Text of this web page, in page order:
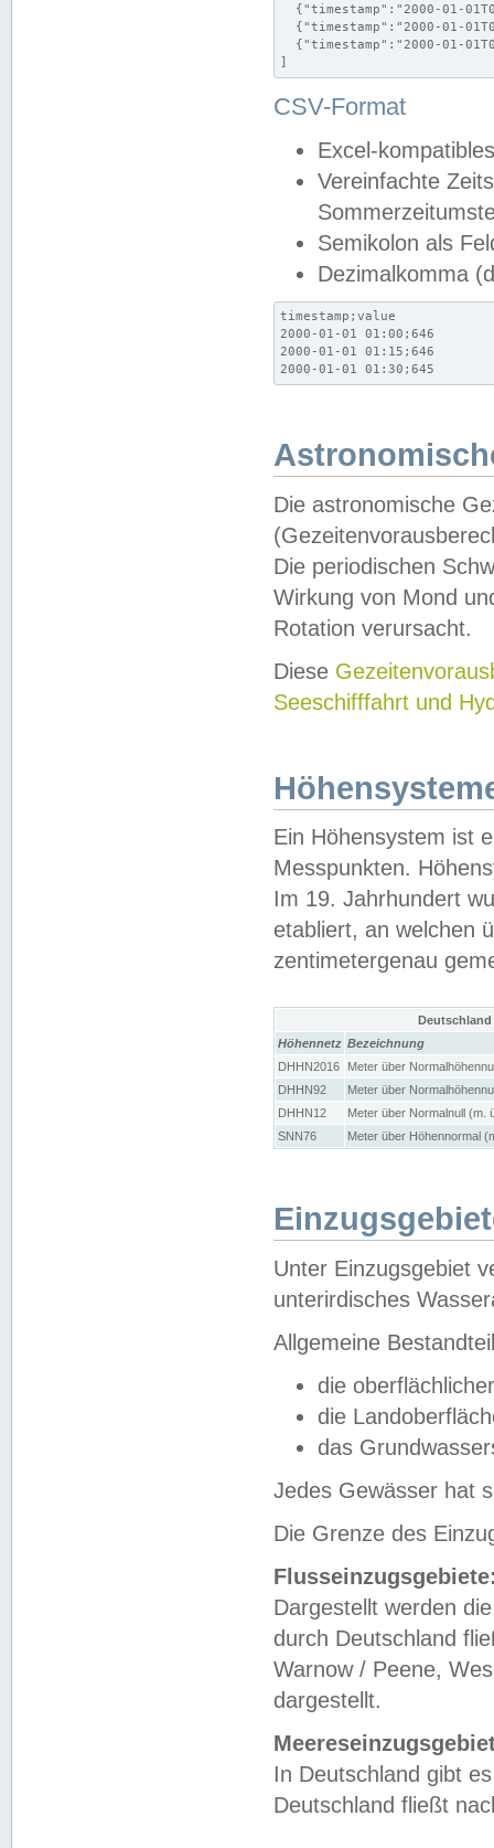
{"timestamp":"2000-01-
{"timestamp":"2000-01-
{"timestamp":"2000-01-
]
CSV-Format
Excel-
Vereinfachte
Semikolon als
Dezimalkomma
timestamp;value
2000-01-01 01:00;646
2000-01-01 01:15;646
2000-01-01 01:30;645
Die astronomische
Die periodischen
Wirkung von Mond
Rotation verursacht.
Diese
Seeschifffahrt und
Ein Höhensystem ist
Messpunkten.
Im 19. Jahrhundert
etabliert, an welchen
zentimetergenau
Höhennetz Bezeichnung
DHHN2016
Meter über
DHHN92
Meter über
DHHN12
Meter über Normalnull (m.
SNN76
Meter über Höhennormal
Unter Einzugsgebiet
unterirdisches
Allgemeine
die
die
das
Jedes Gewässer hat
Die Grenze des
Dargestellt werden
durch Deutschland
Warnow / Peene,
dargestellt.
In Deutschland gibt
Deutschland fließt